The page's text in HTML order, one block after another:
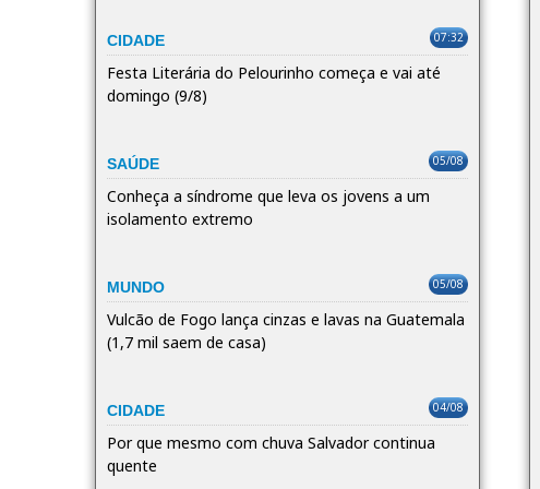
CIDADE 07:32
Festa Literária do Pelourinho começa e vai até
domingo (9/8)
SAÚDE 05/08
Conheça a síndrome que leva os jovens a um
isolamento extremo
MUNDO 05/08
Vulcão de Fogo lança cinzas e lavas na Guatemala
(1,7 mil saem de casa)
CIDADE 04/08
Por que mesmo com chuva Salvador continua
quente